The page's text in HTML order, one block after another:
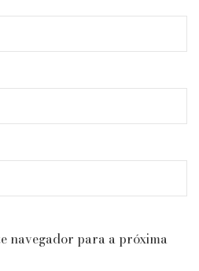
navegador para a próxima